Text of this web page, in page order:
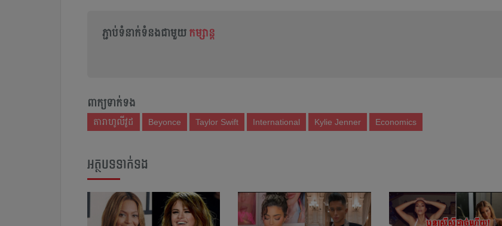
ភ្ជាប់ទំនាក់ទំនងជាមួយ កម្សាន្ត
ពាក្យទាក់ទង
តារាហូលីវូដ Beyonce Taylor Swift International Kylie Jenner Economics
អត្ថបទទាក់ទង